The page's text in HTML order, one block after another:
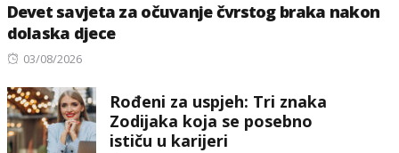
Devet savjeta za očuvanje čvrstog braka nakon
dolaska djece
Posted
03/08/2026
Rođeni za uspjeh: Tri znaka
Zodijaka koja se posebno
ističu u karijeri